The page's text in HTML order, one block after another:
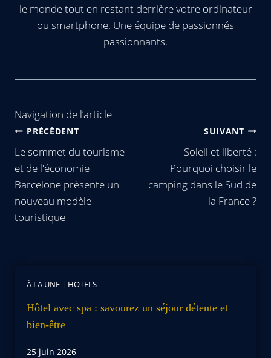
le monde tout en restant derrière votre ordinateur
ou smartphone. Une équipe de passionnés
passionnants.
Navigation de l’article
PRÉCÉDENT
Le sommet du tourisme
et de l'économie
Barcelone présente un
nouveau modèle
touristique
SUIVANT
Soleil et liberté :
Pourquoi choisir le
camping dans le Sud de
la France ?
À LA UNE | HOTELS
Hôtel avec spa : savourez un séjour détente et
bien-être
25 juin 2026